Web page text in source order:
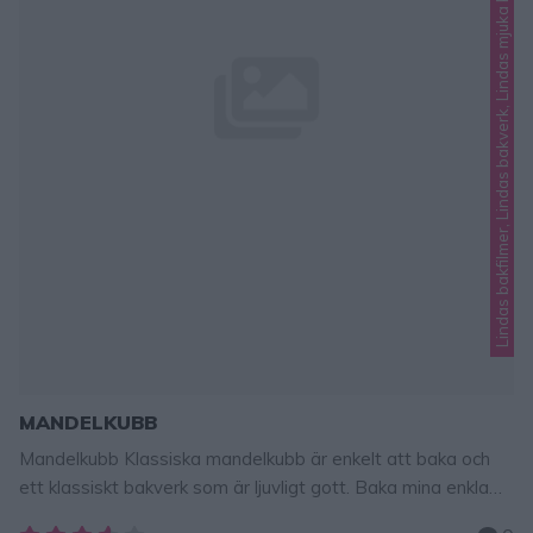
Lindas bakfilmer, Lindas bakverk, Lindas mjuka kakor
MANDELKUBB
Mandelkubb Klassiska mandelkubb är enkelt att baka och
ett klassiskt bakverk som är ljuvligt gott. Baka mina enkla